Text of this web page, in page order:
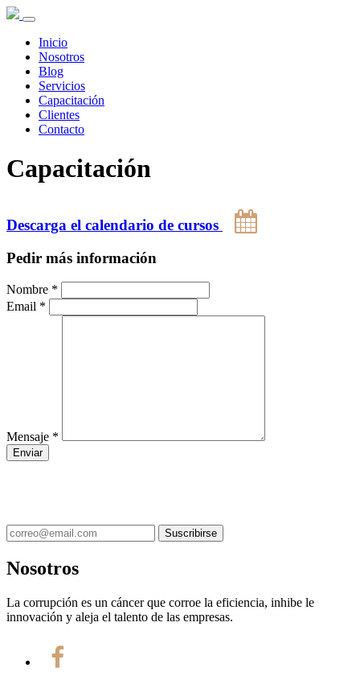
Inicio
Nosotros
Blog
Servicios
Capacitación
Clientes
Contacto
Capacitación
Descarga el calendario de cursos
Pedir más información
Nombre *
Email *
Mensaje *
Nosotros
La corrupción es un cáncer que corroe la eficiencia, inhibe le
innovación y aleja el talento de las empresas.